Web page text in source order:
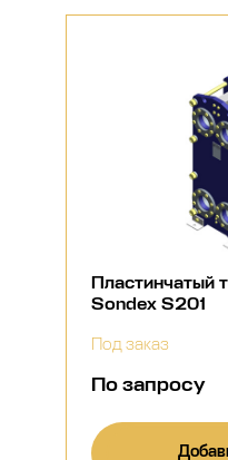
Пластинчатый
Sondex S201
Под заказ
По запросу